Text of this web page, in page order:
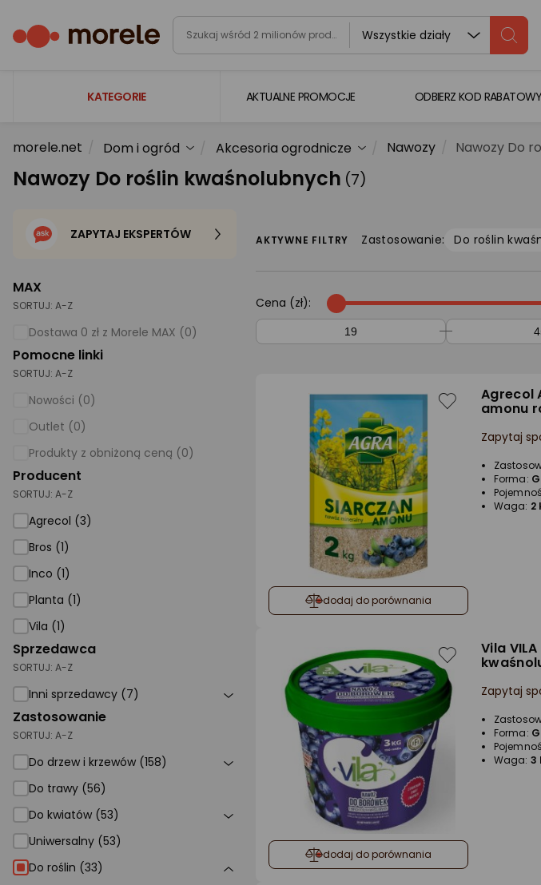
Wszystkie działy
KATEGORIE
Laptopy
Komputery
Gaming
Foto i kamery
AGD duże
Biuro i firma
Sport i turystyka
Supermarket
Strefa marek
AKTUALNE PROMOCJE ODBIERZ KOD RABATOWY
morele.net Dom i ogród Akcesoria ogrodnicze Nawozy Nawozy Do
Nawozy Do roślin kwaśnolubnych (7)
MAX
SORTUJ: A-Z
Dostawa 0 zł z Morele MAX (0)
Pomocne linki
SORTUJ: A-Z
Nowości (0)
Outlet (0)
Produkty z obniżoną ceną (0)
Producent
SORTUJ: A-Z
Agrecol (3)
Bros (1)
Inco (1)
Planta (1)
Vila (1)
Sprzedawca
SORTUJ: A-Z
Inni sprzedawcy (7)
Zastosowanie
SORTUJ: A-Z
Do drzew i krzewów (158)
Do trawy (56)
Do kwiatów (53)
Uniwersalny (53)
Do roślin (33)
ZAPYTAJ EKSPERTÓW AKTYWNE FILTRY Zastosowanie: Do roślin
Cena (zł):
dodaj do porównania
Agrecol
amonu
Zapytaj
Forma:
Waga: 2
dodaj do porównania
Vila
Zapytaj
Forma:
Waga: 3